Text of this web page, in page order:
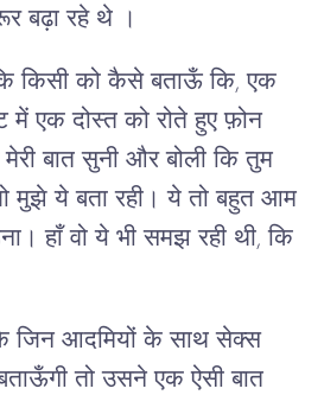
बढ़ा रहे थे ।
किसी को कैसे बताऊँ कि, एक
में एक दोस्त को रोते हुए फ़ोन
बात सुनी और बोली कि तुम
मुझे ये बता रही। ये तो बहुत आम
हाँ वो ये भी समझ रही थी, कि
जिन आदमियों के साथ सेक्स
तो उसने एक ऐसी बात